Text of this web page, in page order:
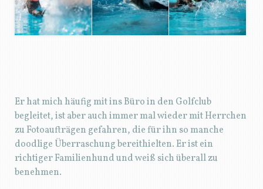
Er hat mich häufig mit ins Büro in den Golfclub
begleitet, ist aber auch immer mal wieder mit Herrchen
zu Fotoaufträgen gefahren, die für ihn so manche
doodlige Überraschung bereithielten. Er ist ein
richtiger Familienhund und weiß sich überall zu
benehmen.